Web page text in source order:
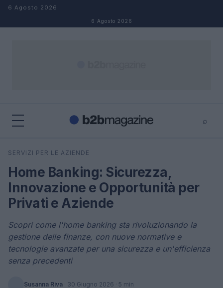
Salta al contenuto
6 Agosto 2026
6 Agosto 2026
⌕
Cerca
SERVIZI PER LE AZIENDE
Home Banking: Sicurezza,
Innovazione e Opportunità per
Privati e Aziende
Scopri come l'home banking sta rivoluzionando la
gestione delle finanze, con nuove normative e
tecnologie avanzate per una sicurezza e un'efficienza
senza precedenti
Susanna Riva · 30 Giugno 2026 · 5 min